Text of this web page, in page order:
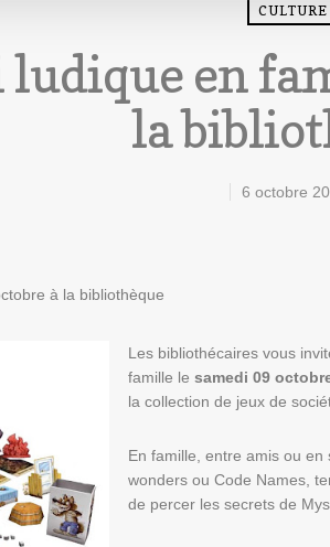
CULTURE
en
la
6 octobre
à la bibliothèque
Les bibliothécaires vous
famille lesamedi 09
la collection de jeux de
En famille, entre amis ou
wonders ou Code Names,
de percer les secrets de